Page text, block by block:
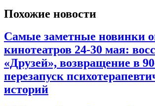
Похожие новости
Самые заметные новинки
кинотеатров 24-30 мая:
«Друзей», возвращение в
перезапуск
историй